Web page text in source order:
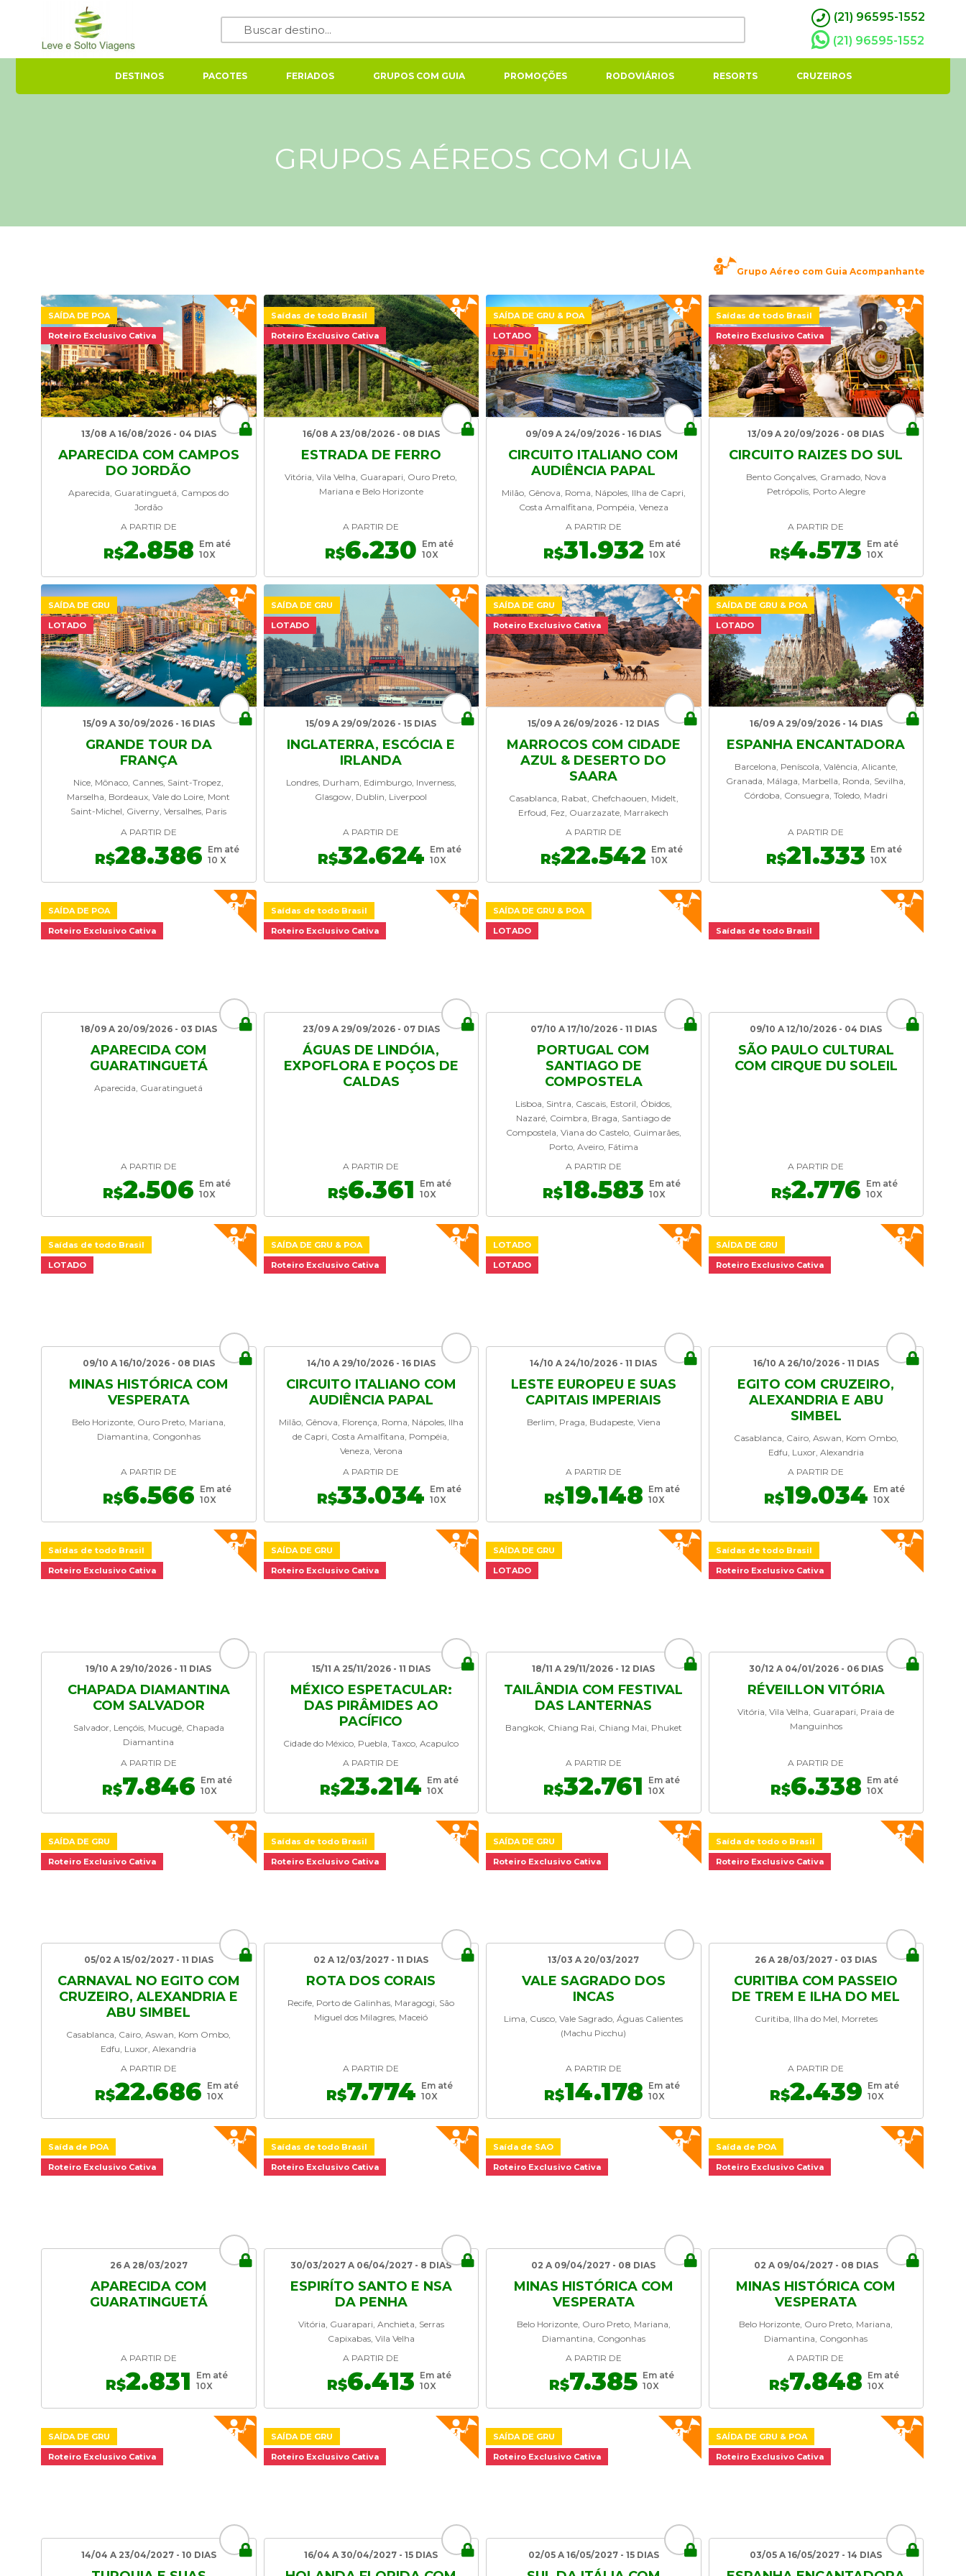
(21) 96595-1552
(21) 96595-1552
DESTINOS PACOTES FERIADOS GRUPOS COM GUIA PROMOÇÕES RODOVIÁRIOS RESORTS CRUZEIROS
GRUPOS AÉREOS COM GUIA
Grupo Aéreo com Guia Acompanhante
SAÍDA DE POA
Roteiro Exclusivo Cativa
13/08 A 16/08/2026 - 04 DIAS
APARECIDA COM CAMPOS
DO JORDÃO
Aparecida, Guaratinguetá, Campos do
Jordão
A PARTIR DE
R$2.858 Em até
10X
Saídas de todo Brasil
Roteiro Exclusivo Cativa
16/08 A 23/08/2026 - 08 DIAS
ESTRADA DE FERRO
Vitória, Vila Velha, Guarapari, Ouro Preto,
Mariana e Belo Horizonte
A PARTIR DE
R$6.230 Em até
10X
SAÍDA DE GRU & POA
LOTADO
09/09 A 24/09/2026 - 16 DIAS
CIRCUITO ITALIANO COM
AUDIÊNCIA PAPAL
Milão, Gênova, Roma, Nápoles, Ilha de Capri,
Costa Amalfitana, Pompéia, Veneza
A PARTIR DE
R$31.932 Em até
10X
Saídas de todo Brasil
Roteiro Exclusivo Cativa
13/09 A 20/09/2026 - 08 DIAS
CIRCUITO RAIZES DO SUL
Bento Gonçalves, Gramado, Nova
Petrópolis, Porto Alegre
A PARTIR DE
R$4.573 Em até
10X
SAÍDA DE GRU
LOTADO
15/09 A 30/09/2026 - 16 DIAS
GRANDE TOUR DA
FRANÇA
Nice, Mônaco, Cannes, Saint-Tropez,
Marselha, Bordeaux, Vale do Loire, Mont
Saint-Michel, Giverny, Versalhes, Paris
A PARTIR DE
R$28.386 Em até
10 X
SAÍDA DE GRU
LOTADO
15/09 A 29/09/2026 - 15 DIAS
INGLATERRA, ESCÓCIA E
IRLANDA
Londres, Durham, Edimburgo, Inverness,
Glasgow, Dublin, Liverpool
A PARTIR DE
R$32.624 Em até
10X
SAÍDA DE GRU
Roteiro Exclusivo Cativa
15/09 A 26/09/2026 - 12 DIAS
MARROCOS COM CIDADE
AZUL & DESERTO DO
SAARA
Casablanca, Rabat, Chefchaouen, Midelt,
Erfoud, Fez, Ouarzazate, Marrakech
A PARTIR DE
R$22.542 Em até
10X
SAÍDA DE GRU & POA
LOTADO
16/09 A 29/09/2026 - 14 DIAS
ESPANHA ENCANTADORA
Barcelona, Peníscola, Valência, Alicante,
Granada, Málaga, Marbella, Ronda, Sevilha,
Córdoba, Consuegra, Toledo, Madri
A PARTIR DE
R$21.333 Em até
10X
SAÍDA DE POA
Roteiro Exclusivo Cativa
18/09 A 20/09/2026 - 03 DIAS
APARECIDA COM
GUARATINGUETÁ
Aparecida, Guaratinguetá
A PARTIR DE
R$2.506 Em até
10X
Saídas de todo Brasil
Roteiro Exclusivo Cativa
23/09 A 29/09/2026 - 07 DIAS
ÁGUAS DE LINDÓIA,
EXPOFLORA E POÇOS DE
CALDAS
A PARTIR DE
R$6.361
Em até
10X
SAÍDA DE GRU & POA
LOTADO
07/10 A 17/10/2026 - 11 DIAS
PORTUGAL COM
SANTIAGO DE
COMPOSTELA
Lisboa, Sintra, Cascais, Estoril, Óbidos,
Nazaré, Coimbra, Braga, Santiago de
Compostela, Viana do Castelo, Guimarães,
Porto, Aveiro, Fátima
A PARTIR DE
R$18.583 Em até
10X
Saídas de todo Brasil
09/10 A 12/10/2026 - 04 DIAS
SÃO PAULO CULTURAL
COM CIRQUE DU SOLEIL
A PARTIR DE
R$2.776 Em até
10X
Saídas de todo Brasil
LOTADO
09/10 A 16/10/2026 - 08 DIAS
MINAS HISTÓRICA COM
VESPERATA
Belo Horizonte, Ouro Preto, Mariana,
Diamantina, Congonhas
A PARTIR DE
R$6.566 Em até
10X
SAÍDA DE GRU & POA
Roteiro Exclusivo Cativa
14/10 A 29/10/2026 - 16 DIAS
CIRCUITO ITALIANO COM
AUDIÊNCIA PAPAL
Milão, Gênova, Florença, Roma, Nápoles, Ilha
de Capri, Costa Amalfitana, Pompéia,
Veneza, Verona
A PARTIR DE
R$33.034 Em até
10X
LOTADO
LOTADO
14/10 A 24/10/2026 - 11 DIAS
LESTE EUROPEU E SUAS
CAPITAIS IMPERIAIS
Berlim, Praga, Budapeste, Viena
A PARTIR DE
R$19.148 Em até
10X
SAÍDA DE GRU
Roteiro Exclusivo Cativa
16/10 A 26/10/2026 - 11 DIAS
EGITO COM CRUZEIRO,
ALEXANDRIA E ABU
SIMBEL
Casablanca, Cairo, Aswan, Kom Ombo,
Edfu, Luxor, Alexandria
A PARTIR DE
R$19.034 Em até
10X
Saídas de todo Brasil
Roteiro Exclusivo Cativa
19/10 A 29/10/2026 - 11 DIAS
CHAPADA DIAMANTINA
COM SALVADOR
Salvador, Lençóis, Mucugê, Chapada
Diamantina
A PARTIR DE
R$7.846 Em até
10X
SAÍDA DE GRU
Roteiro Exclusivo Cativa
15/11 A 25/11/2026 - 11 DIAS
MÉXICO ESPETACULAR:
DAS PIRÂMIDES AO
PACÍFICO
Cidade do México, Puebla, Taxco, Acapulco
A PARTIR DE
R$23.214 Em até
10X
SAÍDA DE GRU
LOTADO
18/11 A 29/11/2026 - 12 DIAS
TAILÂNDIA COM FESTIVAL
DAS LANTERNAS
Bangkok, Chiang Rai, Chiang Mai, Phuket
A PARTIR DE
R$32.761
Em até
10X
Saídas de todo Brasil
Roteiro Exclusivo Cativa
30/12 A 04/01/2026 - 06 DIAS
RÉVEILLON VITÓRIA
Vitória, Vila Velha, Guarapari, Praia de
Manguinhos
A PARTIR DE
R$6.338 Em até
10X
SAÍDA DE GRU
Roteiro Exclusivo Cativa
05/02 A 15/02/2027 - 11 DIAS
CARNAVAL NO EGITO COM
CRUZEIRO, ALEXANDRIA E
ABU SIMBEL
Casablanca, Cairo, Aswan, Kom Ombo,
Edfu, Luxor, Alexandria
A PARTIR DE
R$22.686 Em até
10X
Saídas de todo Brasil
Roteiro Exclusivo Cativa
02 A 12/03/2027 - 11 DIAS
ROTA DOS CORAIS
Recife, Porto de Galinhas, Maragogi, São
Miguel dos Milagres, Maceió
A PARTIR DE
R$7.774 Em até
10X
SAÍDA DE GRU
Roteiro Exclusivo Cativa
13/03 A 20/03/2027
VALE SAGRADO DOS
INCAS
Lima, Cusco, Vale Sagrado, Águas Calientes
(Machu Picchu)
A PARTIR DE
R$14.178 Em até
10X
Saída de todo o Brasil
Roteiro Exclusivo Cativa
26 A 28/03/2027 - 03 DIAS
CURITIBA COM PASSEIO
DE TREM E ILHA DO MEL
Curitiba, Ilha do Mel, Morretes
A PARTIR DE
R$2.439 Em até
10X
Saída de POA
Roteiro Exclusivo Cativa
26 A 28/03/2027
APARECIDA COM
GUARATINGUETÁ
A PARTIR DE
R$2.831
Em até
10X
Saídas de todo Brasil
Roteiro Exclusivo Cativa
30/03/2027 A 06/04/2027 - 8 DIAS
ESPIRÍTO SANTO E NSA
DA PENHA
Vitória, Guarapari, Anchieta, Serras
Capixabas, Vila Velha
A PARTIR DE
R$6.413 Em até
10X
Saída de SAO
Roteiro Exclusivo Cativa
02 A 09/04/2027 - 08 DIAS
MINAS HISTÓRICA COM
VESPERATA
Belo Horizonte, Ouro Preto, Mariana,
Diamantina, Congonhas
A PARTIR DE
R$7.385 Em até
10X
Saída de POA
Roteiro Exclusivo Cativa
02 A 09/04/2027 - 08 DIAS
MINAS HISTÓRICA COM
VESPERATA
Belo Horizonte, Ouro Preto, Mariana,
Diamantina, Congonhas
A PARTIR DE
R$7.848 Em até
10X
SAÍDA DE GRU
Roteiro Exclusivo Cativa
14/04 A 23/04/2027 - 10 DIAS
SAÍDA DE GRU
Roteiro Exclusivo Cativa
16/04 A 30/04/2027 - 15 DIAS
SAÍDA DE GRU
Roteiro Exclusivo Cativa
02/05 A 16/05/2027 - 15 DIAS
SAÍDA DE GRU & POA
Roteiro Exclusivo Cativa
03/05 A 16/05/2027 - 14 DIAS